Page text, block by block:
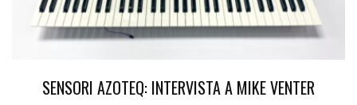
SENSORI AZOTEQ: INTERVISTA A MIKE VENTER